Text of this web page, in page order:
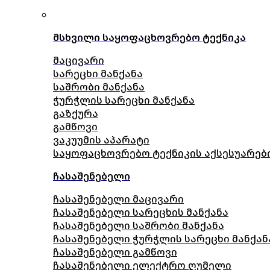
მსხვილი საყოფაცხოვრებო ტექნიკა
მაცივარი
სარეცხი მანქანა
საშრობი მანქანა
ჭურჭლის სარეცხი მანქანა
გაზქურა
გამწოვი
ვაკუუმის აპარატი
საყოფაცხოვრებო ტექნიკის
ჩასაშენებელი
ჩასაშენებელი მაცივარი
ჩასაშენებელი სარეცხის მანქანა
ჩასაშენებელი საშრობი მანქანა
ჩასაშენებელი ჭურჭლის სარეცხი
ჩასაშენებელი გამწოვი
ჩასაშენებელი ელექტრო ღუმელი